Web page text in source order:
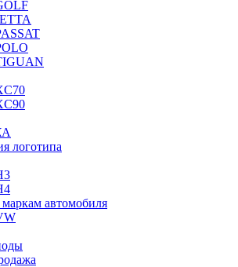
логотипа
автомобиля